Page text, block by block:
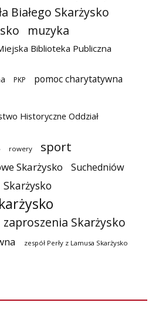
Białego Skarżysko
muzyka
Biblioteka Publiczna
PKP
pomoc charytatywna
Historyczne Oddział
rowery sport
Skarżysko Suchedniów
zaproszenia Skarżysko
zespół Perły z Lamusa Skarżysko